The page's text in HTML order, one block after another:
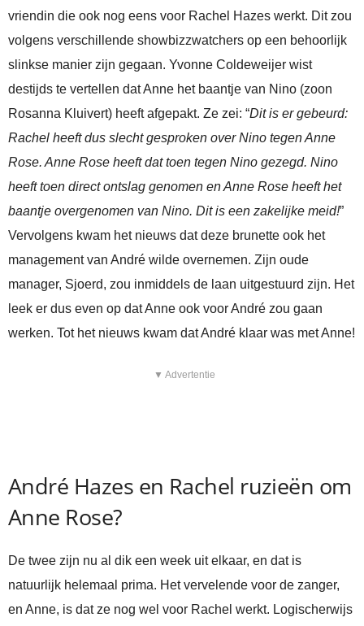
vriendin die ook nog eens voor Rachel Hazes werkt. Dit zou
volgens verschillende showbizzwatchers op een behoorlijk
slinkse manier zijn gegaan. Yvonne Coldeweijer wist
destijds te vertellen dat Anne het baantje van Nino (zoon
Rosanna Kluivert) heeft afgepakt. Ze zei: “Dit is er gebeurd:
Rachel heeft dus slecht gesproken over Nino tegen Anne
Rose. Anne Rose heeft dat toen tegen Nino gezegd. Nino
heeft toen direct ontslag genomen en Anne Rose heeft het
baantje overgenomen van Nino. Dit is een zakelijke meid!”
Vervolgens kwam het nieuws dat deze brunette ook het
management van André wilde overnemen. Zijn oude
manager, Sjoerd, zou inmiddels de laan uitgestuurd zijn. Het
leek er dus even op dat Anne ook voor André zou gaan
werken. Tot het nieuws kwam dat André klaar was met Anne!
▼ Advertentie
André Hazes en Rachel ruzieën om
Anne Rose?
De twee zijn nu al dik een week uit elkaar, en dat is
natuurlijk helemaal prima. Het vervelende voor de zanger,
en Anne, is dat ze nog wel voor Rachel werkt. Logischerwijs